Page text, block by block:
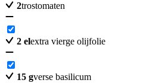
2trostomaten
2 elextra vierge olijfolie
15 gverse basilicum